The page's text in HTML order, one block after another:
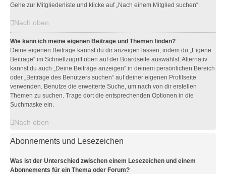
Gehe zur Mitgliederliste und klicke auf „Nach einem Mitglied suchen“.
Nach oben
Wie kann ich meine eigenen Beiträge und Themen finden?
Deine eigenen Beiträge kannst du dir anzeigen lassen, indem du „Eigene
Beiträge“ im Schnellzugriff oben auf der Boardseite auswählst. Alternativ
kannst du auch „Deine Beiträge anzeigen“ in deinem persönlichen Bereich
oder „Beiträge des Benutzers suchen“ auf deiner eigenen Profilseite
verwenden. Benutze die erweiterte Suche, um nach von dir erstellen
Themen zu suchen. Trage dort die entsprechenden Optionen in die
Suchmaske ein.
Nach oben
Abonnements und Lesezeichen
Was ist der Unterschied zwischen einem Lesezeichen und einem
Abonnements für ein Thema oder Forum?